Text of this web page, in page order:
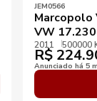
JEM0566
Marcopolo
VW
2011 500000
R$
Anunciado há 5